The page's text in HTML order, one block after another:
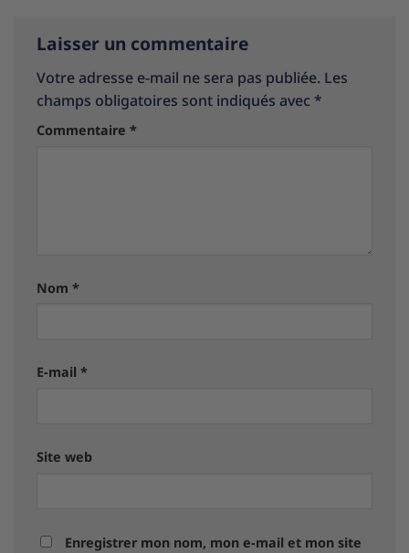
Laisser un commentaire
Votre adresse e-mail ne sera pas publiée. Les
champs obligatoires sont indiqués avec *
Commentaire *
Nom *
E-mail *
Site web
Enregistrer mon nom, mon e-mail et mon site